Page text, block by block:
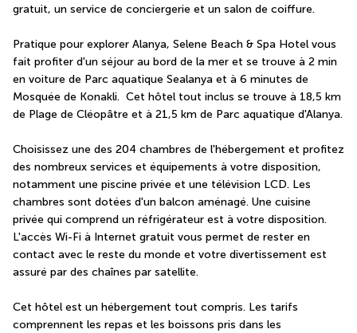
gratuit, un service de conciergerie et un salon de coiffure.
Pratique pour explorer Alanya, Selene Beach & Spa Hotel vous
fait profiter d'un séjour au bord de la mer et se trouve à 2 min
en voiture de Parc aquatique Sealanya et à 6 minutes de
Mosquée de Konakli.  Cet hôtel tout inclus se trouve à 18,5 km
de Plage de Cléopâtre et à 21,5 km de Parc aquatique d'Alanya.
Choisissez une des 204 chambres de l'hébergement et profitez
des nombreux services et équipements à votre disposition,
notamment une piscine privée et une télévision LCD. Les
chambres sont dotées d'un balcon aménagé. Une cuisine
privée qui comprend un réfrigérateur est à votre disposition.
L'accès Wi-Fi à Internet gratuit vous permet de rester en
contact avec le reste du monde et votre divertissement est
assuré par des chaînes par satellite.
Cet hôtel est un hébergement tout compris. Les tarifs
comprennent les repas et les boissons pris dans les